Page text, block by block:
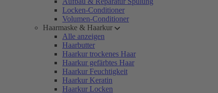
Locken-Conditioner
Volumen-Conditioner
Haarmaske & Haarkur
Alle anzeigen
Haarbutter
Haarkur trockenes Haar
Haarkur gefärbtes Haar
Haarkur Feuchtigkeit
Haarkur Keratin
Haarkur Locken